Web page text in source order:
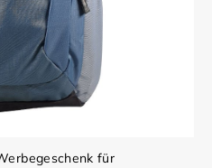
für